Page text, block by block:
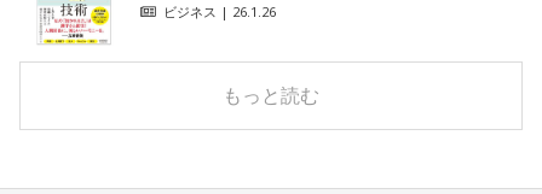
ビジネス | 26.1.26
もっと読む